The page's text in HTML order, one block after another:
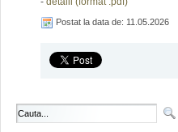
Postat la data de: 11.05.2026